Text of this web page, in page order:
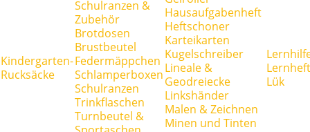
Kindergarten-
Rucksäcke
Schulranzen &
Zubehör
Brotdosen
Brustbeutel
Federmäppchen
Schlamperboxen
Schulranzen
Trinkflaschen
Turnbeutel &
Hausaufgabenheft
Heftschoner
Karteikarten
Kugelschreiber
Lineale &
Geodreiecke
Linkshänder
Malen & Zeichnen
Minen und Tinten
Lük